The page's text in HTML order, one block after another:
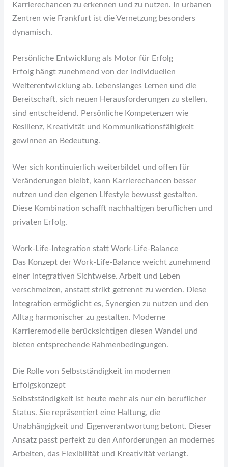
Karrierechancen zu erkennen und zu nutzen. In urbanen
Zentren wie Frankfurt ist die Vernetzung besonders
dynamisch.
Persönliche Entwicklung als Motor für Erfolg
Erfolg hängt zunehmend von der individuellen
Weiterentwicklung ab. Lebenslanges Lernen und die
Bereitschaft, sich neuen Herausforderungen zu stellen,
sind entscheidend. Persönliche Kompetenzen wie
Resilienz, Kreativität und Kommunikationsfähigkeit
gewinnen an Bedeutung.
Wer sich kontinuierlich weiterbildet und offen für
Veränderungen bleibt, kann Karrierechancen besser
nutzen und den eigenen Lifestyle bewusst gestalten.
Diese Kombination schafft nachhaltigen beruflichen und
privaten Erfolg.
Work-Life-Integration statt Work-Life-Balance
Das Konzept der Work-Life-Balance weicht zunehmend
einer integrativen Sichtweise. Arbeit und Leben
verschmelzen, anstatt strikt getrennt zu werden. Diese
Integration ermöglicht es, Synergien zu nutzen und den
Alltag harmonischer zu gestalten. Moderne
Karrieremodelle berücksichtigen diesen Wandel und
bieten entsprechende Rahmenbedingungen.
Die Rolle von Selbstständigkeit im modernen
Erfolgskonzept
Selbstständigkeit ist heute mehr als nur ein beruflicher
Status. Sie repräsentiert eine Haltung, die
Unabhängigkeit und Eigenverantwortung betont. Dieser
Ansatz passt perfekt zu den Anforderungen an modernes
Arbeiten, das Flexibilität und Kreativität verlangt.